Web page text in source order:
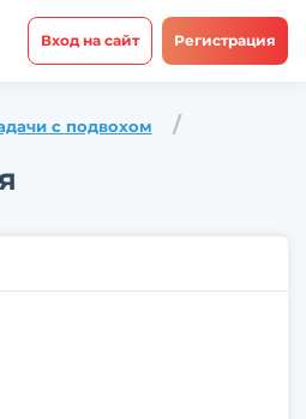
Вход на сайт Регистрация
с подвохом